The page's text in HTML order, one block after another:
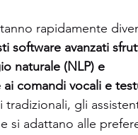
rapidamente
software avanzati
naturale (NLP) e
comandi vocali e
tradizionali, gli
si adattano alle